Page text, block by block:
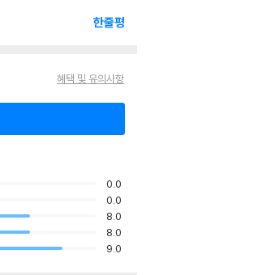
한줄평
혜택 및 유의사항
0.0
0.0
8.0
8.0
9.0